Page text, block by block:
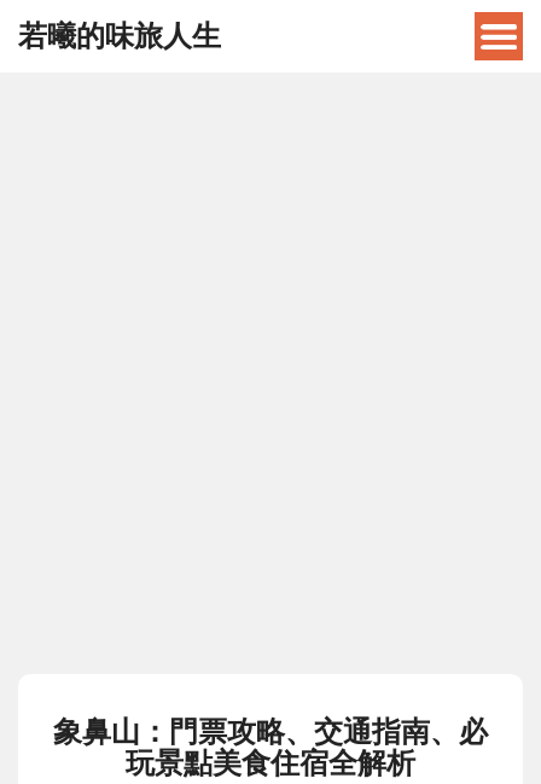
若曦的味旅人生
象鼻山：門票攻略、交通指南、必
玩景點美食住宿全解析